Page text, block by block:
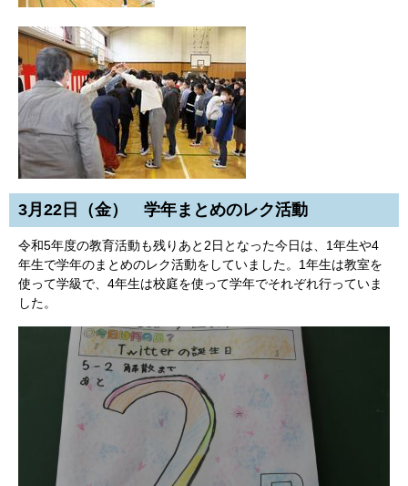
3月22日（金） 学年まとめのレク活動
令和5年度の教育活動も残りあと2日となった今日は、1年生や4
年生で学年のまとめのレク活動をしていました。1年生は教室を
使って学級で、4年生は校庭を使って学年でそれぞれ行っていま
した。